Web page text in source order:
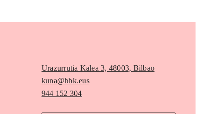
Urazurrutia Kalea 3, 48003, Bilbao
kuna@bbk.eus
944 152 304